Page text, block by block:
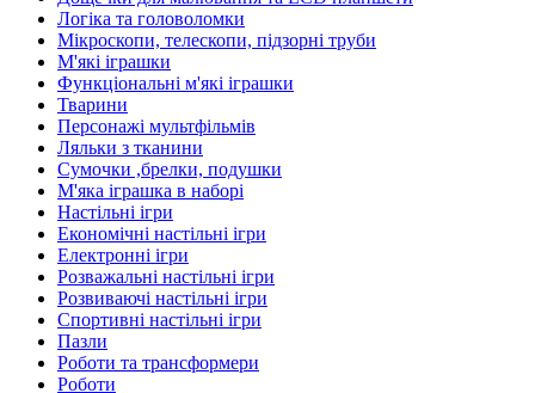
Логіка та головоломки
Мікроскопи, телескопи, підзорні труби
М'які іграшки
Функціональні м'які іграшки
Тварини
Персонажі мультфільмів
Ляльки з тканини
Сумочки ,брелки, подушки
М'яка іграшка в наборі
Настільні ігри
Економічні настільні ігри
Електронні ігри
Розважальні настільні ігри
Розвиваючі настільні ігри
Спортивні настільні ігри
Пазли
Роботи та трансформери
Роботи